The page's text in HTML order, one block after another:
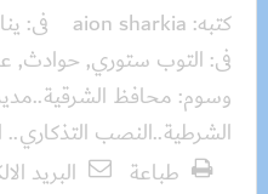
كتبه: aion sharkia فى:
فى: التوب ستوري, حوادث,
وسوم: محافظ
الشرطية..النصب
طباعة
البريد